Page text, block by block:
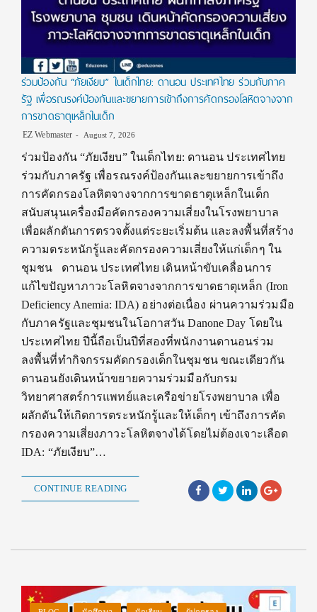
ร่วมป้องกัน “ภัยเงียบ” ในเด็กไทย: ดานอน ประเทศไทย ร่วมกับภาค
รัฐ เพื่อรณรงค์ป้องกันและขยายการเข้าถึงการคัดกรองโลหิตจางจาก
การขาดธาตุเหล็กในเด็ก
EZ Webmaster August 7, 2026
ร่วมป้องกัน “ภัยเงียบ” ในเด็กไทย: ดานอน ประเทศไทย
ร่วมกับภาครัฐ เพื่อรณรงค์ป้องกันและขยายการเข้าถึง
การคัดกรองโลหิตจางจากการขาดธาตุเหล็กในเด็ก
สนับสนุนเครื่องมือคัดกรองความเสี่ยงในโรงพยาบาล
เพื่อผลักดันการตรวจตั้งแต่ระยะเริ่มต้น และลงพื้นที่สร้าง
ความตระหนักรู้และคัดกรองความเสี่ยงให้แก่เด็กๆ ใน
ชุมชน ดานอน ประเทศไทย เดินหน้าขับเคลื่อนการ
แก้ไขปัญหาภาวะโลหิตจางจากการขาดธาตุเหล็ก (Iron
Deficiency Anemia: IDA) อย่างต่อเนื่อง ผ่านความร่วมมือ
กับภาครัฐและชุมชนในโอกาสวัน Danone Day โดยใน
ประเทศไทย ปีนี้ถือเป็นปีที่สองที่พนักงานดานอนร่วม
ลงพื้นที่ทำกิจกรรมคัดกรองเด็กในชุมชน ขณะเดียวกัน
ดานอนยังเดินหน้าขยายความร่วมมือกับกรม
วิทยาศาสตร์การแพทย์และเครือข่ายโรงพยาบาล เพื่อ
ผลักดันให้เกิดการตระหนักรู้และให้เด็กๆ เข้าถึงการคัด
กรองความเสี่ยงภาวะโลหิตจางได้โดยไม่ต้องเจาะเลือด
IDA: “ภัยเงียบ”…
CONTINUE READING